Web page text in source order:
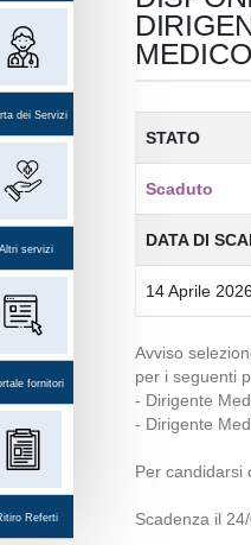
dei Servizi
Altri servizi
fornitori
Referti
STATO
Scaduto
DATA DI
14 Aprile 2026
Avviso
per i seguenti
- Dirigente
- Dirigente
Per candidarsi
Scadenza il